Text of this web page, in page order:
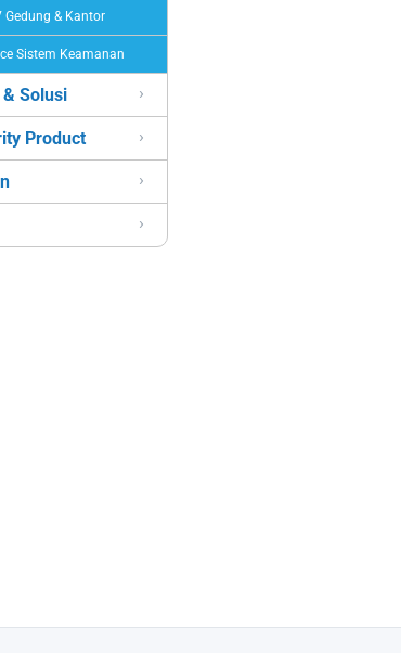
Gedung & Kantor
Sistem Keamanan
Solusi
Product